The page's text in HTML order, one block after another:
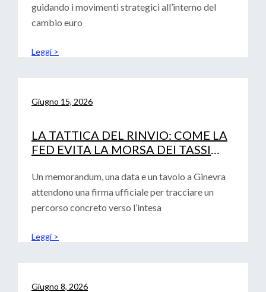
guidando i movimenti strategici all’interno del
cambio euro
Leggi >
Giugno 15, 2026
LA TATTICA DEL RINVIO: COME LA
FED EVITA LA MORSA DEI TASSI
Un memorandum, una data e un tavolo a Ginevra
attendono una firma ufficiale per tracciare un
percorso concreto verso l’intesa
Leggi >
Giugno 8, 2026